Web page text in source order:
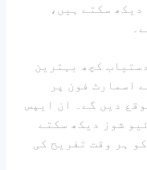
سکتے ہیں،
کچھ بہترین
اسمارٹ فون پر
دیں گے۔ ان ایپس
شوز دیکھ سکتے
ہر وقت تفریح ​​کی